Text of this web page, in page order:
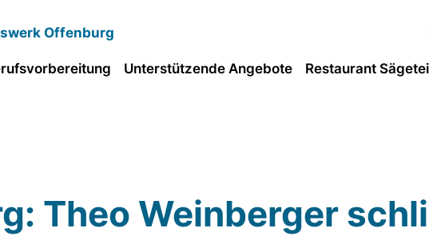
Offenburg
Unterstützende Angebote Restaurant
Theo Weinberger